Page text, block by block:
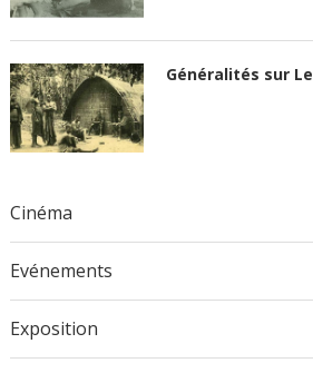
Généralités sur
Cinéma
Evénements
Exposition